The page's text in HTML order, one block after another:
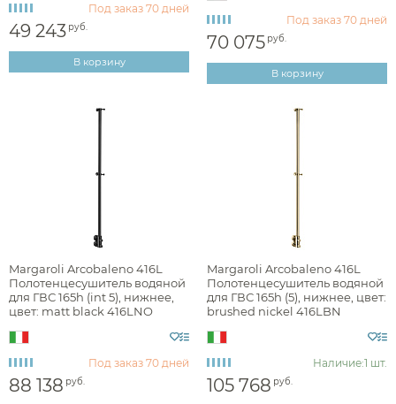
прованс
Материал
Ширина, см
Высота, см
Под заказ 70 дней
49 243 руб.
В корзину
Под заказ 70 дней
70 075 руб.
В корзину
Margaroli Arcobaleno 416L
Полотенцесушитель водяной
для ГВС 165h (int 5), нижнее,
цвет: matt black 416LNO
Под заказ 70 дней
88 138 руб.
Margaroli Arcobaleno 416L
Полотенцесушитель водяной
для ГВС 165h (5), нижнее, цвет:
brushed nickel 416LBN
Наличие:1 шт.
105 768 руб.